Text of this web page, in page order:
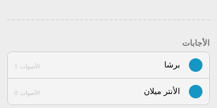
الأجابات
الأصوات: 1 برشا
الأصوات: 0 الأنتر ميلان